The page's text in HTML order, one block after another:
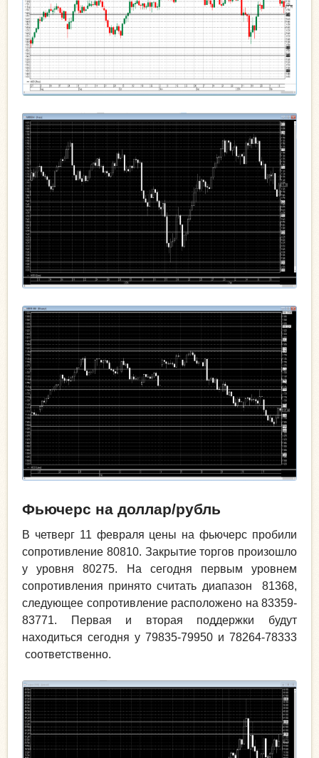
Фьючерс на доллар/рубль
В четверг 11 февраля цены на фьючерс пробили
сопротивление 80810. Закрытие торгов произошло
у уровня 80275. На сегодня первым уровнем
сопротивления принято считать диапазон 81368,
следующее сопротивление расположено на 83359-
83771. Первая и вторая поддержки будут
находиться сегодня у 79835-79950 и 78264-78333
соответственно.